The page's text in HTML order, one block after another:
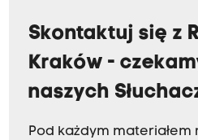
Skontaktuj się z
Kraków -
naszych
Pod każdym materiałem